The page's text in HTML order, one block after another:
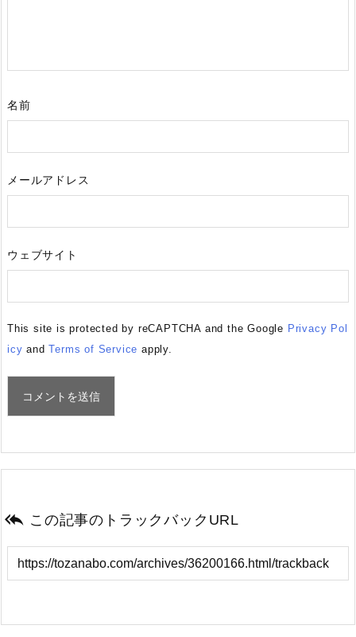
名前
メールアドレス
ウェブサイト
This site is protected by reCAPTCHA and the Google Privacy Pol
icy andTerms of Service apply.
 この記事のトラックバックURL